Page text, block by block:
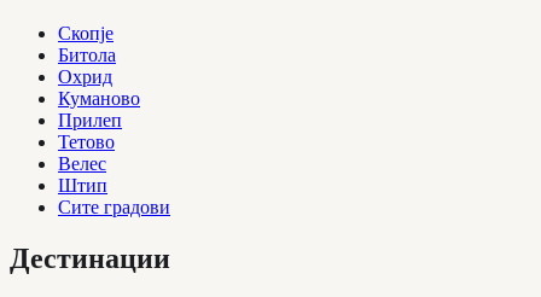
Скопје
Битола
Охрид
Куманово
Прилеп
Тетово
Велес
Штип
Сите градови
Дестинации